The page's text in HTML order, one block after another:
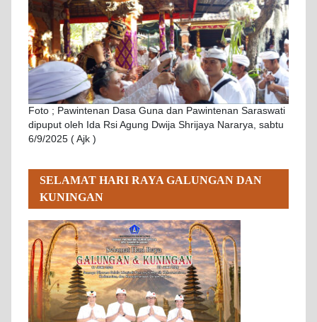
Foto ; Pawintenan Dasa Guna dan Pawintenan Saraswati
dipuput oleh Ida Rsi Agung Dwija Shrijaya Nararya, sabtu
6/9/2025 ( Ajk )
SELAMAT HARI RAYA GALUNGAN DAN
KUNINGAN